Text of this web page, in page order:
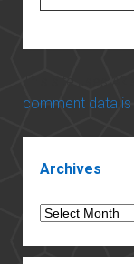
comment data is
Archives
Archives